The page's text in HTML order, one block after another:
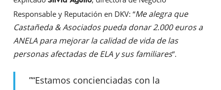
Responsable y Reputación en DKV: “Me alegra que
Castañeda & Asociados pueda donar 2.000 euros a
ANELA para mejorar la calidad de vida de las
personas afectadas de ELA y sus familiares”.
”“Estamos concienciadas con la